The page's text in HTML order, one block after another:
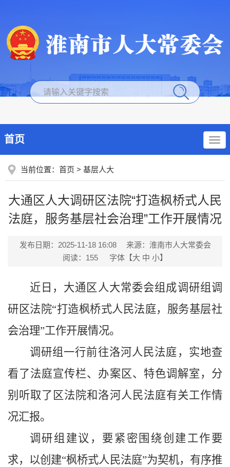
首页
当前位置： 首页 > 基层人大
大通区人大调研区法院“打造枫桥式人民
法庭，服务基层社会治理”工作开展情况
发布日期：2025-11-18 16:08
来源：淮南市人大常委会
阅读： 155 字体【大 中 小】
近日，大通区人大常委会组成调研组调
研区法院“打造枫桥式人民法庭，服务基层社
会治理”工作开展情况。
调研组一行前往洛河人民法庭，实地查
看了法庭宣传栏、办案区、特色调解室，分
别听取了区法院和洛河人民法庭有关工作情
况汇报。
调研组建议，要紧密围绕创建工作要
求，以创建“枫桥式人民法庭”为契机，有序推